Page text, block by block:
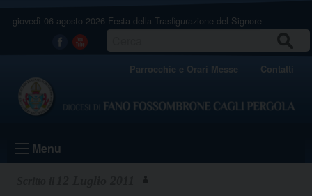
giovedì 06 agosto 2026 Festa della Trasfigurazione del Signore
Facebook
Youtube
Parrocchie e Orari Messe Contatti
Menu